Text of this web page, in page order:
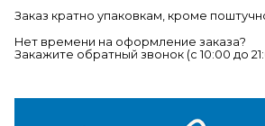
Заказ кратно упаковкам, кроме
Нет времени на оформление заказа?
Закажите обратный звонок (c 10:00 до